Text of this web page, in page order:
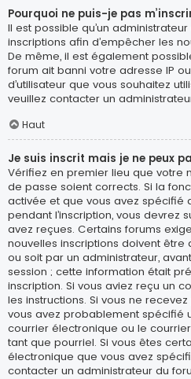
Pourquoi ne puis-je pas
Il est possible qu’un
inscriptions afin d’empêcher les
De même, il est également
forum ait banni votre adresse IP
d’utilisateur que vous souhaitez
veuillez contacter un
Haut
Je suis inscrit mais je ne peux
Vérifiez en premier lieu que votre
de passe soient corrects. Si la
activée et que vous avez spécifié
pendant l’inscription, vous devrez
avez reçues. Certains forums
nouvelles inscriptions doivent
ou soit par un administrateur,
session ; cette information était
inscription. Si vous aviez reçu un
les instructions. Si vous ne
vous avez probablement spécifié
courrier électronique ou le
tant que pourriel. Si vous êtes
électronique que vous avez
contacter un administrateur du